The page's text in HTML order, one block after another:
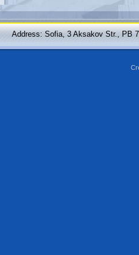
Address: Sofia, 3 Aksakov Str., PB